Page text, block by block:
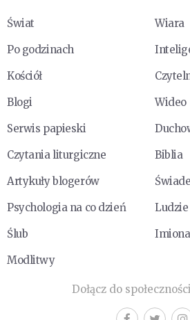
Świat
Wiara
Po godzinach
Kościół
Blogi
Wideo
Serwis papieski
Czytania liturgiczne
Biblia
Artykuły blogerów
Psychologia na co dzień
Ślub
Modlitwy
Dołącz do